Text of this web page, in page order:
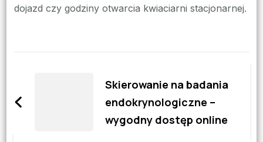
dojazd czy godziny otwarcia kwiaciarni stacjonarnej.
Skierowanie na badania
endokrynologiczne –
wygodny dostęp online